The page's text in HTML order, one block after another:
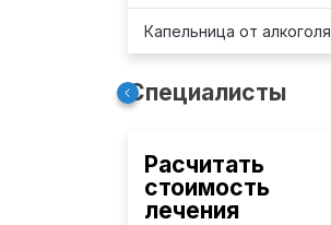
Капельница от алкоголя
Специалисты
Расчитать
стоимость
лечения